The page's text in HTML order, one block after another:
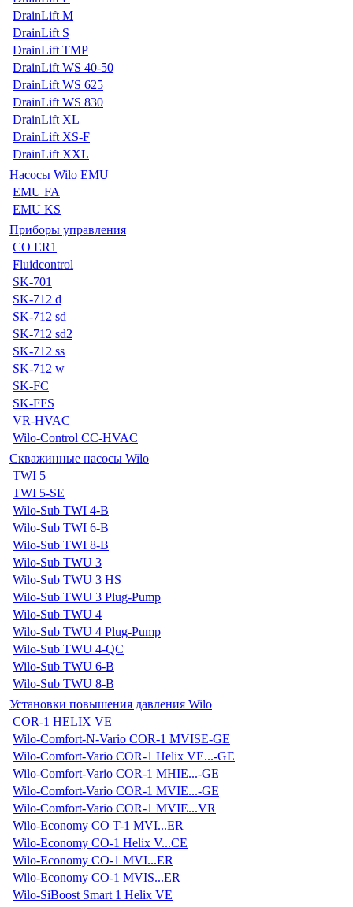
DrainLift M
DrainLift S
DrainLift TMP
DrainLift WS 40-50
DrainLift WS 625
DrainLift WS 830
DrainLift XL
DrainLift XS-F
DrainLift XXL
Насосы Wilo EMU
EMU FA
EMU KS
Приборы управления
CO ER1
Fluidcontrol
SK-701
SK-712 d
SK-712 sd
SK-712 sd2
SK-712 ss
SK-712 w
SK-FC
SK-FFS
VR-HVAC
Wilo-Control CC-HVAC
Скважинные насосы Wilo
TWI 5
TWI 5-SE
Wilo-Sub TWI 4-B
Wilo-Sub TWI 6-B
Wilo-Sub TWI 8-B
Wilo-Sub TWU 3
Wilo-Sub TWU 3 HS
Wilo-Sub TWU 3 Plug-Pump
Wilo-Sub TWU 4
Wilo-Sub TWU 4 Plug-Pump
Wilo-Sub TWU 4-QC
Wilo-Sub TWU 6-B
Wilo-Sub TWU 8-B
Установки повышения давления Wilo
COR-1 HELIX VE
Wilo-Comfort-N-Vario COR-1 MVISE-GE
Wilo-Comfort-Vario COR-1 Helix VE...-GE
Wilo-Comfort-Vario COR-1 MHIE...-GE
Wilo-Comfort-Vario COR-1 MVIE...-GE
Wilo-Comfort-Vario COR-1 MVIE...VR
Wilo-Economy CO T-1 MVI...ER
Wilo-Economy CO-1 Helix V...CE
Wilo-Economy CO-1 MVI...ER
Wilo-Economy CO-1 MVIS...ER
Wilo-SiBoost Smart 1 Helix VE